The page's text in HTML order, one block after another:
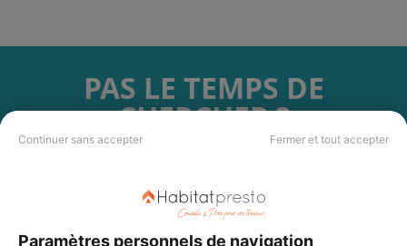
Continuer sans accepter Fermer et tout accepter
Paramètres personnels de navigation
PAS LE TEMPS DE
CHERCHER ?
professionnels partout en France.